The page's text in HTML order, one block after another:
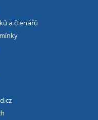
a čtenářů